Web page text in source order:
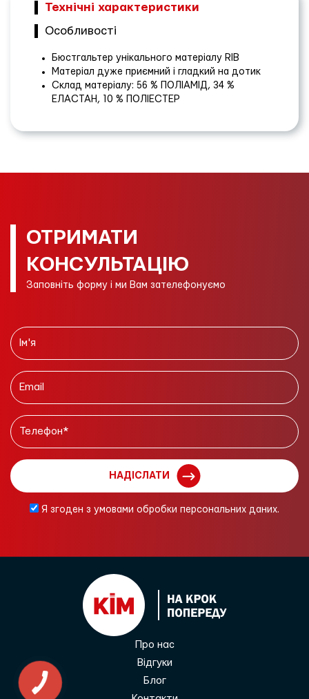
Технічні характеристики
Особливості
Бюстгальтер унікального матеріалу RIB
Матеріал дуже приємний і гладкий на дотик
Склад матеріалу: 56 % ПОЛІАМІД, 34 %
ЕЛАСТАН, 10 % ПОЛІЕСТЕР
ОТРИМАТИ
КОНСУЛЬТАЦІЮ
Заповніть форму і ми Вам зателефонуємо
НАДІСЛАТИ
Я згоден з умовами обробки персональних даних.
Про нас
Відгуки
Блог